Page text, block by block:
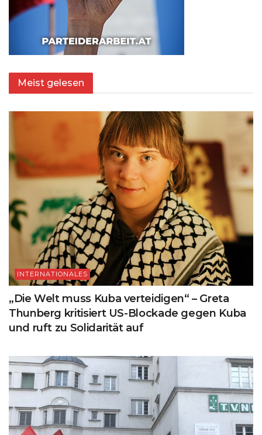
Meist gelesen
INTERNATIONALES
„Die Welt muss Kuba verteidigen“ – Greta
Thunberg kritisiert US-Blockade gegen Kuba
und ruft zu Solidarität auf